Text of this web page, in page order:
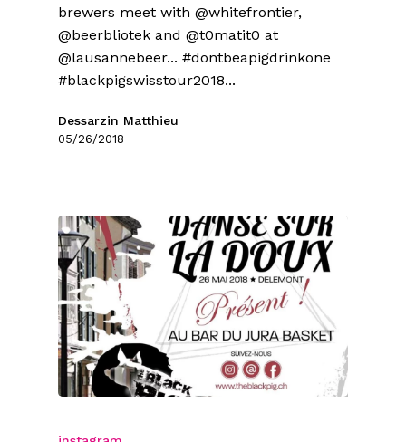
brewers meet with @whitefrontier,
@beerbliotek and @t0matit0 at
@lausannebeer... #dontbeapigdrinkone
#blackpigswisstour2018...
Dessarzin Matthieu
05/26/2018